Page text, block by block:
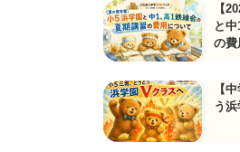
【
と
の費
【
う